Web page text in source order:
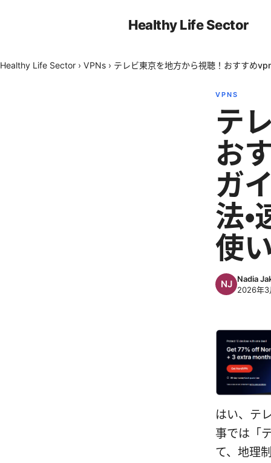
Healthy Life Sector
Healthy Life Sector › VPNs › テレビ東京を地方から視聴！おすすめ
VPNS
テ
お
ガ
法
使
Nadia
2026年3
はい、テ
事では「
て、地理